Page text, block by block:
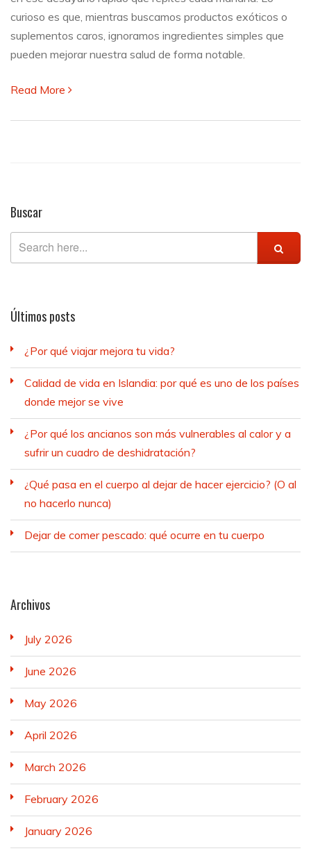
comes
día
curioso es que, mientras buscamos productos exóticos o
suplementos caros, ignoramos ingredientes simples que
pueden mejorar nuestra salud de forma notable.
Read More
Buscar
Últimos posts
¿Por qué viajar mejora tu vida?
Calidad de vida en Islandia: por qué es uno de los países
donde mejor se vive
¿Por qué los ancianos son más vulnerables al calor y a
sufrir un cuadro de deshidratación?
¿Qué pasa en el cuerpo al dejar de hacer ejercicio? (O al
no hacerlo nunca)
Dejar de comer pescado: qué ocurre en tu cuerpo
Archivos
July 2026
June 2026
May 2026
April 2026
March 2026
February 2026
January 2026